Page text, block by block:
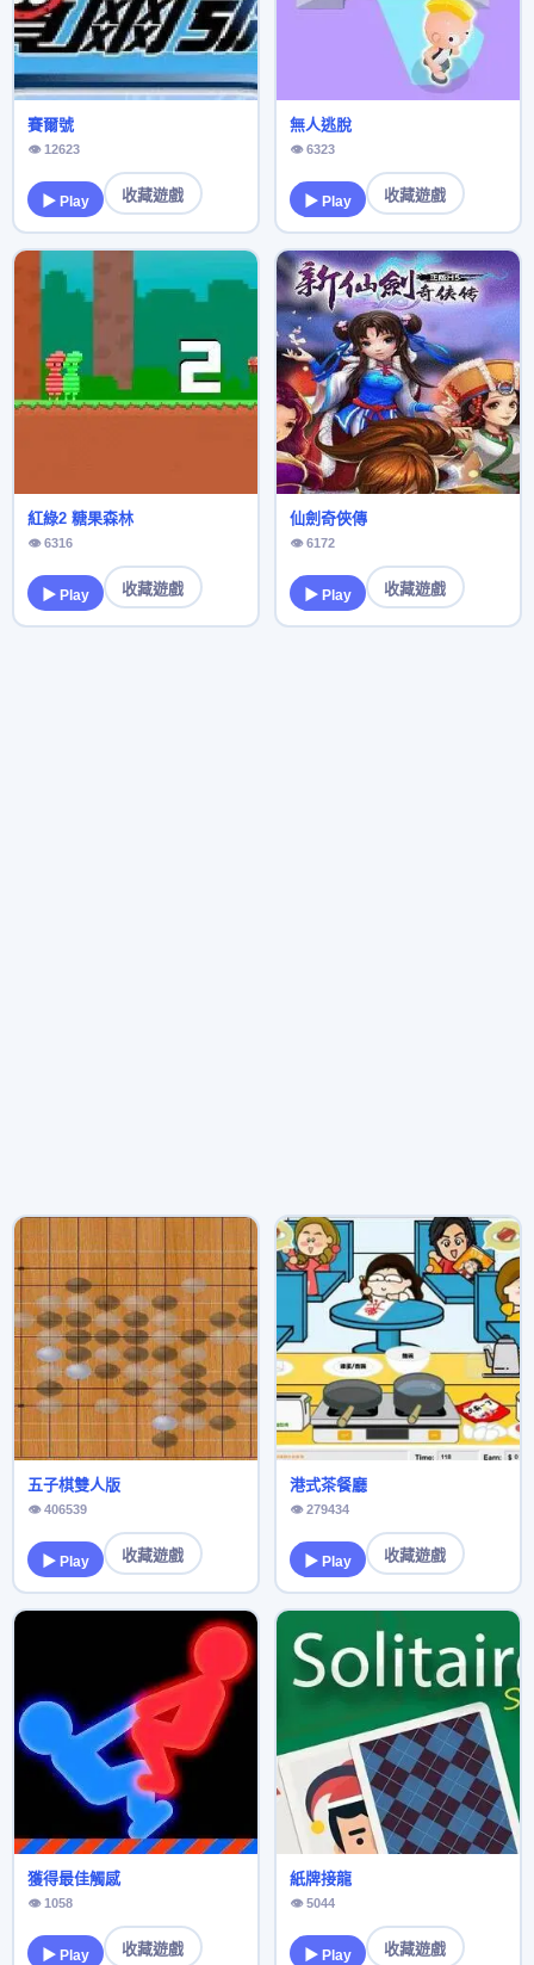
賽爾號
👁 12623
▶ Play 收藏遊戲
無人逃脫
👁 6323
▶ Play 收藏遊戲
紅綠2 糖果森林
👁 6316
▶ Play 收藏遊戲
仙劍奇俠傳
👁 6172
▶ Play 收藏遊戲
五子棋雙人版
👁 406539
▶ Play 收藏遊戲
港式茶餐廳
👁 279434
▶ Play 收藏遊戲
獲得最佳觸感
👁 1058
▶ Play 收藏遊戲
紙牌接龍
👁 5044
▶ Play 收藏遊戲